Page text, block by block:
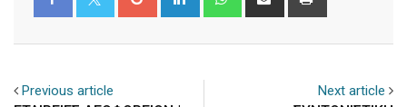
Previous article Next article